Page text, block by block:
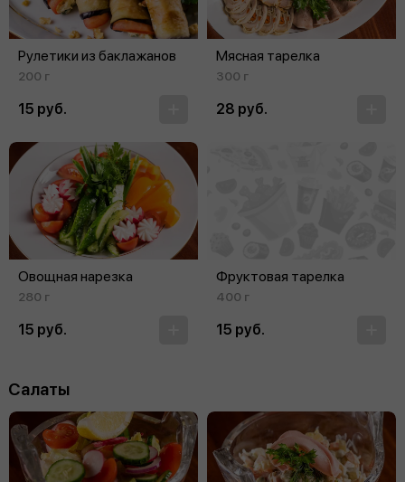
Рулетики из баклажанов
200 г
15 руб.
Мясная тарелка
300 г
28 руб.
Овощная нарезка
280 г
15 руб.
Фруктовая тарелка
400 г
15 руб.
Салаты